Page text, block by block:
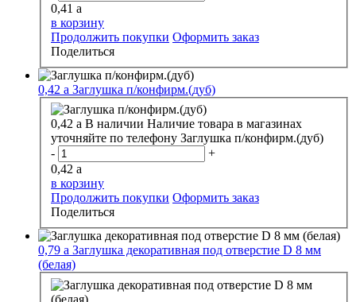
0,41 a
в корзину
Продолжить покупки Оформить заказ
Поделиться
0,42 a Заглушка п/конфирм.(дуб)
0,42 a В наличии Наличие товара в магазинах
уточняйте по телефону Заглушка п/конфирм.(дуб)
-
+
0,42 a
в корзину
Продолжить покупки Оформить заказ
Поделиться
0,79 a Заглушка декоративная под отверстие D 8 мм
(белая)